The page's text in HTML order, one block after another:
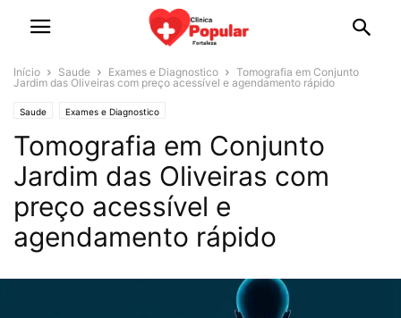
Início Saude Exames e Diagnostico
Tomografia em Conjunto
Jardim das Oliveiras com preço acessível e agendamento rápido
Saude Exames e Diagnostico
Tomografia em Conjunto
Jardim das Oliveiras com
preço acessível e
agendamento rápido